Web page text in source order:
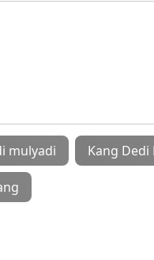
mulyadi Kang Dedi